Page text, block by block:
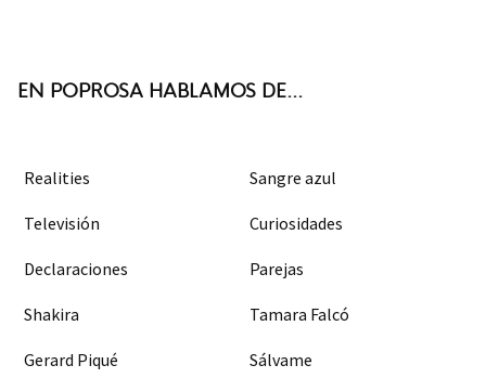
EN POPROSA HABLAMOS DE...
Realities Sangre azul
Televisión Curiosidades
Declaraciones Parejas
Shakira Tamara Falcó
Gerard Piqué Sálvame